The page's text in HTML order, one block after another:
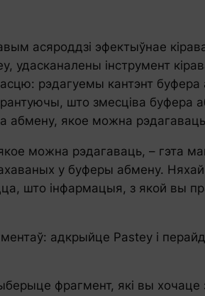
асяроддзі эфектыўнае
удасканалены інструмент
рэдагуемы кантэнт
што змесціва буфера
абмену, якое можна
можна рэдагаваць, – гэта
у буферы абмену.
што інфармацыя, з якой вы
адкрыйце Pastey і
фрагмент, які вы хочаце